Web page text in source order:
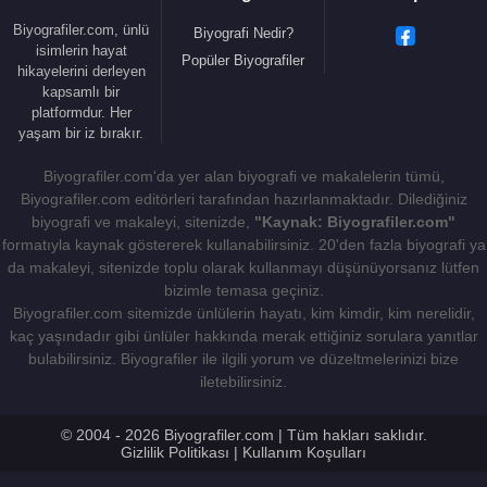
içindeki özgün yerini güçlendirmiştir. Özellikle
Sonatine,
dünyasını klasik aksiyon
kalıplarıyla değil, varoluşsal boşluk, bekleyiş, oyun,
ölüm ve anlamsızlık duygusu üzerinden
anlatmasıyla dikkat çekmiştir. Bu film,
çevrelerinde daha fazla tanınmasını sağlamıştır.
Takeshi Kitano , 1993 yılında aşırı alkolle
motosiklete binen Kitano, geçirdiği kaza sonucu 10
gün komada kaldı. Motosiklet kazası sonucunda
yüz felci yaşamış ve uzun bir iyileşme sürecine
girmiştir. Kurtulduktan sonra alkolü bıraktı ve
kendini bilime ve müziğe verdi. Bu kaza, onun
fiziksel görünümünü ve yüz ifadesini kalıcı biçimde
yönelmesine de neden olmuş, ilerleyen yıllarda
Biyografiler.com, ünlü
isimlerin hayat
hikayelerini derleyen
kapsamlı bir
platformdur. Her
yaşam bir iz bırakır.
Biyografi Nedir?
Popüler Biyografiler
Biyografiler.com'da yer alan biyografi ve makalelerin tümü,
Biyografiler.com editörleri tarafından hazırlanmaktadır. Dilediğiniz
biyografi ve makaleyi, sitenizde, "Kaynak: Biyografiler.com"
formatıyla kaynak göstererek kullanabilirsiniz. 20'den fazla biyografi ya
da makaleyi, sitenizde toplu olarak kullanmayı düşünüyorsanız lütfen
bizimle temasa geçiniz.
Biyografiler.com sitemizde ünlülerin hayatı, kim kimdir, kim nerelidir,
kaç yaşındadır gibi ünlüler hakkında merak ettiğiniz sorulara yanıtlar
bulabilirsiniz. Biyografiler ile ilgili yorum ve düzeltmelerinizi bize
iletebilirsiniz.
© 2004 - 2026 Biyografiler.com | Tüm hakları saklıdır.
Gizlilik Politikası | Kullanım Koşulları